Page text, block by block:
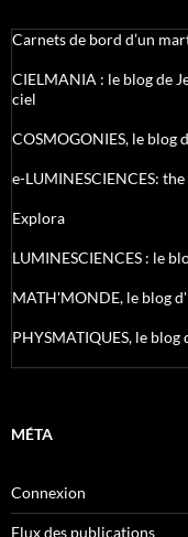
Carnets de bord d’un
CIELMANIA : le blog de
ciel
COSMOGONIES, le blog
e-LUMINESCIENCES:
Explora
LUMINESCIENCES : le
MATH'MONDE, le blog
PHYSMATIQUES, le
MÉTA
Connexion
Flux des publications